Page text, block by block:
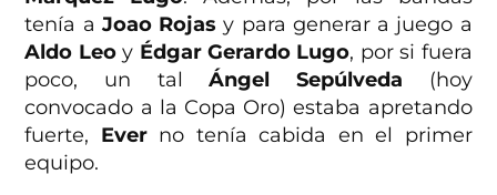
tenía a Joao Rojas y para generar a juego a
Aldo Leoy Édgar Gerardo Lugo, por si fuera
poco, un talÁngel Sepúlveda (hoy
convocado a la Copa Oro) estaba apretando
fuerte, Everno tenía cabida en el primer
equipo.